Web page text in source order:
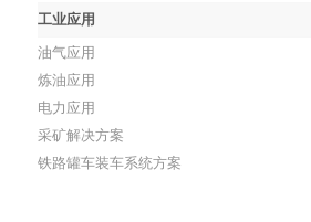
工业应用
油气应用
炼油应用
电力应用
采矿解决方案
铁路罐车装车系统方案